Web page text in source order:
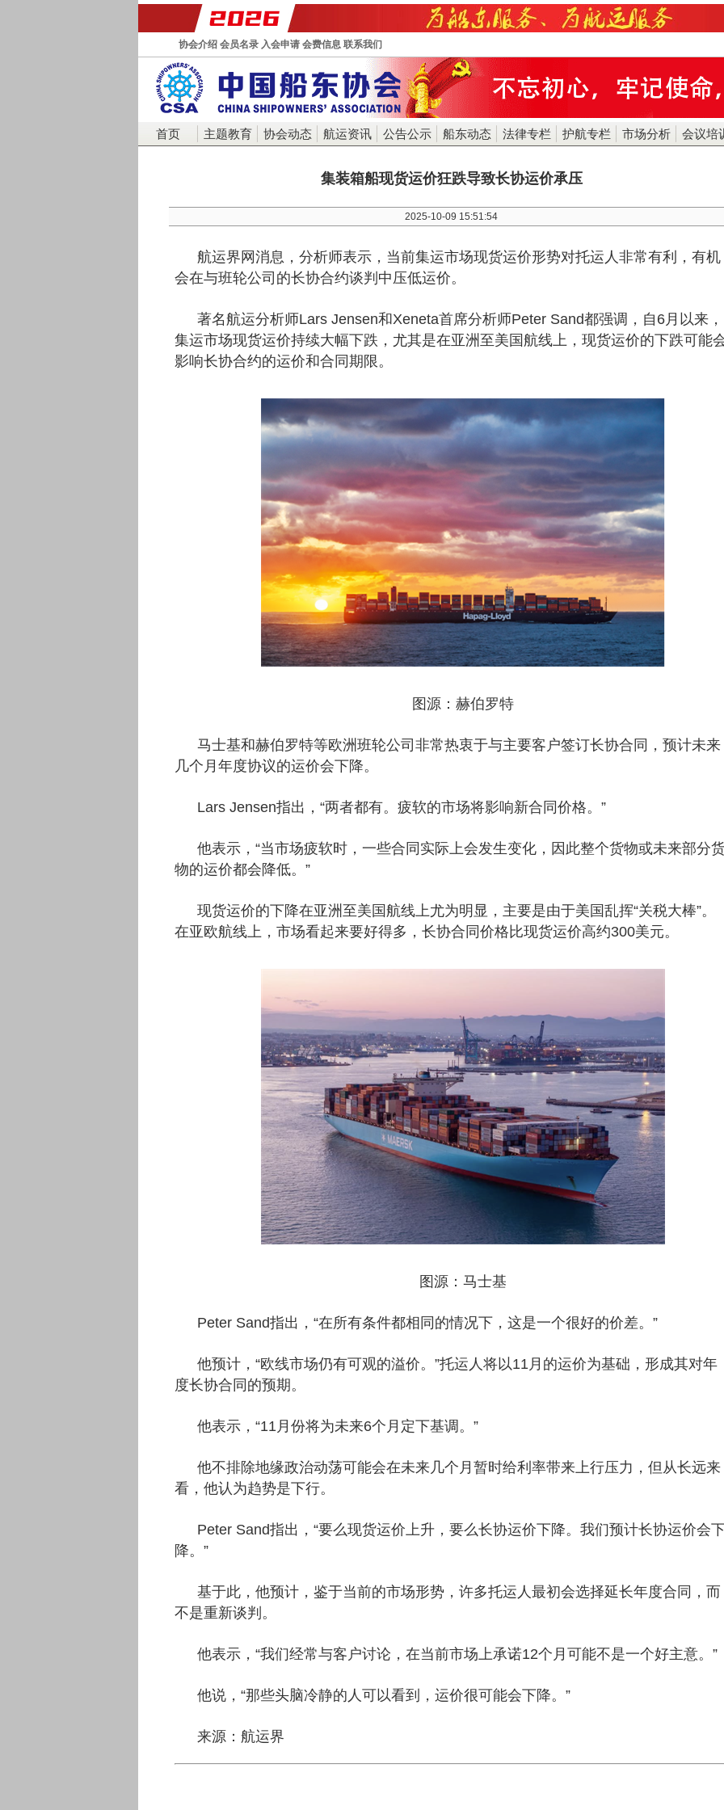
协会介绍 会员名录 入会申请 会费信息 联系我们
首页 主题教育 协会动态 航运资讯 公告公示 船东动态 法律专栏 护航专栏 市场分析 会议培
集装箱船现货运价狂跌导致长协运价承压
2025-10-09 15:51:54
航运界网消息，分析师表示，当前集运市场现货运价形势对托运人非常有利，有机
会在与班轮公司的长协合约谈判中压低运价。
著名航运分析师Lars Jensen和Xeneta首席分析师Peter Sand都强调，自6月以来，
集运市场现货运价持续大幅下跌，尤其是在亚洲至美国航线上，现货运价的下跌可能
影响长协合约的运价和合同期限。
图源：赫伯罗特
马士基和赫伯罗特等欧洲班轮公司非常热衷于与主要客户签订长协合同，预计未来
几个月年度协议的运价会下降。
Lars Jensen指出，“两者都有。疲软的市场将影响新合同价格。”
他表示，“当市场疲软时，一些合同实际上会发生变化，因此整个货物或未来部分
物的运价都会降低。”
现货运价的下降在亚洲至美国航线上尤为明显，主要是由于美国乱挥“关税大棒”。
在亚欧航线上，市场看起来要好得多，长协合同价格比现货运价高约300美元。
图源：马士基
Peter Sand指出，“在所有条件都相同的情况下，这是一个很好的价差。”
他预计，“欧线市场仍有可观的溢价。”托运人将以11月的运价为基础，形成其对年
度长协合同的预期。
他表示，“11月份将为未来6个月定下基调。”
他不排除地缘政治动荡可能会在未来几个月暂时给利率带来上行压力，但从长远来
看，他认为趋势是下行。
Peter Sand指出，“要么现货运价上升，要么长协运价下降。我们预计长协运价会
降。”
基于此，他预计，鉴于当前的市场形势，许多托运人最初会选择延长年度合同，而
不是重新谈判。
他表示，“我们经常与客户讨论，在当前市场上承诺12个月可能不是一个好主意。”
他说，“那些头脑冷静的人可以看到，运价很可能会下降。”
来源：航运界